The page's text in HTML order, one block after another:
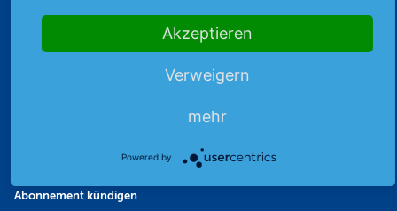
Thema der Woche
Abonnement kündigen
Akzeptieren
Verweigern
mehr
Powered by